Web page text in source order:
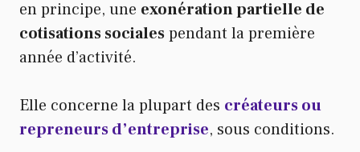
en principe, une exonération partielle de
cotisations socialespendant la première
année d’activité.
Elle concerne la plupart des créateurs ou
repreneurs d’entreprise, sous conditions.